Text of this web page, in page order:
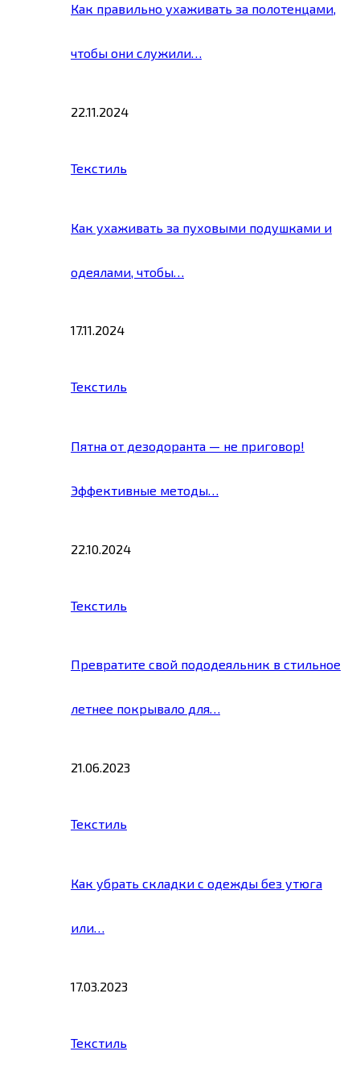
Как правильно ухаживать за полотенцами,
чтобы они служили…
22.11.2024
Текстиль
Как ухаживать за пуховыми подушками и
одеялами, чтобы…
17.11.2024
Текстиль
Пятна от дезодоранта — не приговор!
Эффективные методы…
22.10.2024
Текстиль
Превратите свой пододеяльник в стильное
летнее покрывало для…
21.06.2023
Текстиль
Как убрать складки с одежды без утюга
или…
17.03.2023
Текстиль